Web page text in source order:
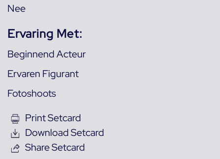
Nee
Ervaring Met:
Beginnend Acteur
Ervaren Figurant
Fotoshoots
Print Setcard
Download Setcard
Share Setcard